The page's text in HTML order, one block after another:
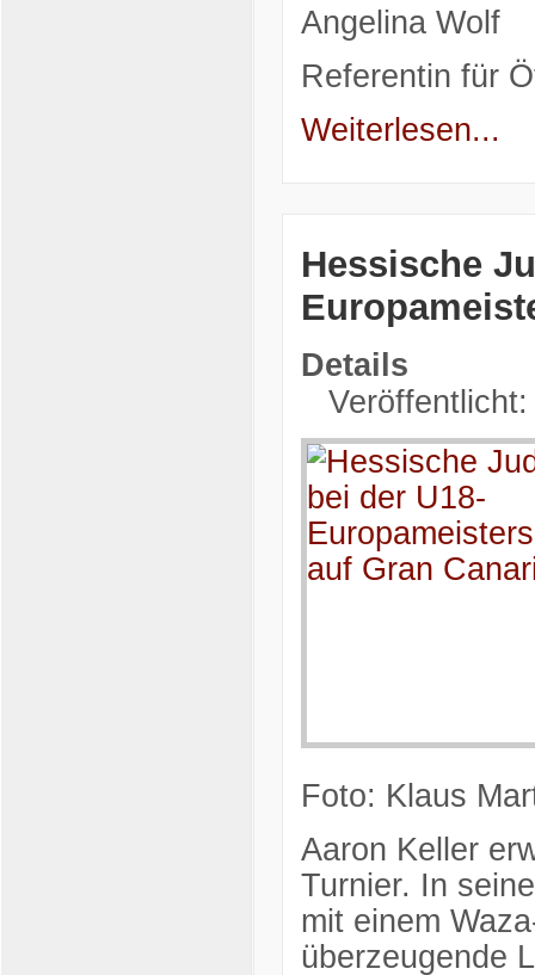
Angelina Wolf
Referentin für
Weiterlesen...
Hessische
Details
Foto: Klaus
Aaron Keller
Turnier. In
mit einem
überzeugende